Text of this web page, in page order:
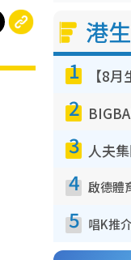
港
1
2
3
4
5